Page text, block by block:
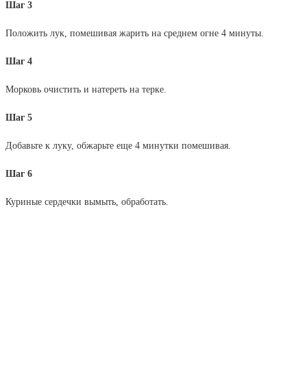
Шаг 3
Положить лук, помешивая жарить на среднем огне 4 минуты.
Шаг 4
Морковь очистить и натереть на терке.
Шаг 5
Добавьте к луку, обжарьте еще 4 минутки помешивая.
Шаг 6
Куриные сердечки вымыть, обработать.